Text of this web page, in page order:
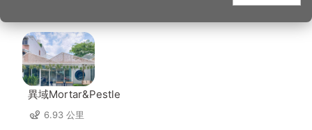
異域Mortar&Pestle
6.93 公里